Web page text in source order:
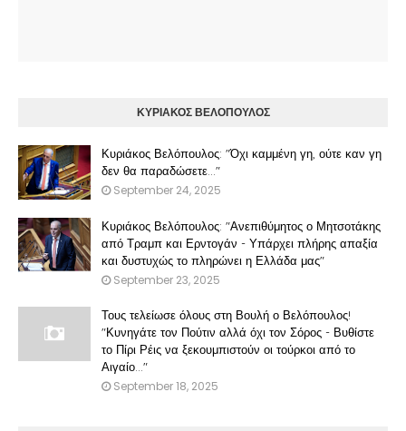
ΚΥΡΙΑΚΟΣ ΒΕΛΟΠΟΥΛΟΣ
Κυριάκος Βελόπουλος: "Όχι καμμένη γη, ούτε καν γη
δεν θα παραδώσετε..."
September 24, 2025
Κυριάκος Βελόπουλος: "Ανεπιθύμητος ο Μητσοτάκης
από Τραμπ και Ερντογάν - Υπάρχει πλήρης απαξία
και δυστυχώς το πληρώνει η Ελλάδα μας"
September 23, 2025
Τους τελείωσε όλους στη Βουλή ο Βελόπουλος!
"Κυνηγάτε τον Πούτιν αλλά όχι τον Σόρος - Βυθίστε
το Πίρι Ρέις να ξεκουμπιστούν οι τούρκοι από το
Αιγαίο..."
September 18, 2025